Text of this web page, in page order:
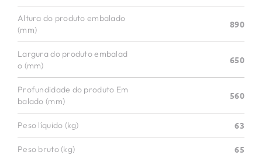
Altura do produto embalado
(mm)
890
Largura do produto embalad
o (mm)
650
Profundidade do produto Em
balado (mm)
560
Peso líquido (kg) 63
Peso bruto (kg) 65